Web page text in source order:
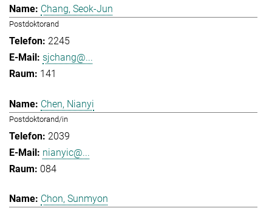
Chang, Seok-Jun
Postdoktorand
2245
sjchang@...
141
Chen, Nianyi
Postdoktorand/in
2039
nianyic@...
084
Chon, Sunmyon